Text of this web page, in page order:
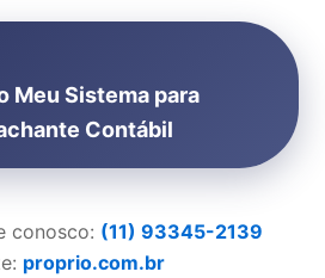
Meu Sistema para
Contábil
conosco: (11) 93345-2139
proprio.com.br